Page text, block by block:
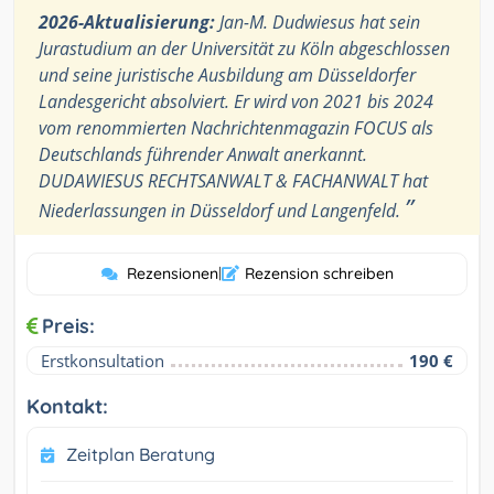
2026-Aktualisierung:Jan-M. Dudwiesus hat sein
Jurastudium an der Universität zu Köln abgeschlossen
und seine juristische Ausbildung am Düsseldorfer
Landesgericht absolviert. Er wird von 2021 bis 2024
vom renommierten Nachrichtenmagazin FOCUS als
Deutschlands führender Anwalt anerkannt.
DUDAWIESUS RECHTSANWALT & FACHANWALT hat
Niederlassungen in Düsseldorf und Langenfeld. ”
Rezensionen| Rezension schreiben
Preis:
Erstkonsultation 190 €
Kontakt:
Zeitplan Beratung